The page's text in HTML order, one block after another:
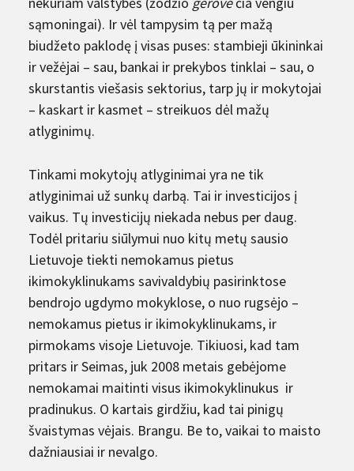
sąmoningai). Ir vėl tampysim tą per mažą
biudžeto paklodę į visas puses: stambieji ūkininkai
ir vežėjai – sau, bankai ir prekybos tinklai – sau, o
skurstantis viešasis sektorius, tarp jų ir mokytojai
– kaskart ir kasmet – streikuos dėl mažų
atlyginimų.
Tinkami mokytojų atlyginimai yra ne tik
atlyginimai už sunkų darbą. Tai ir investicijos į
vaikus. Tų investicijų niekada nebus per daug.
Todėl pritariu siūlymui nuo kitų metų sausio
Lietuvoje tiekti nemokamus pietus
ikimokyklinukams savivaldybių pasirinktose
bendrojo ugdymo mokyklose, o nuo rugsėjo –
nemokamus pietus ir ikimokyklinukams, ir
pirmokams visoje Lietuvoje. Tikiuosi, kad tam
pritars ir Seimas, juk 2008 metais gebėjome
nemokamai maitinti visus ikimokyklinukus ir
pradinukus. O kartais girdžiu, kad tai pinigų
švaistymas vėjais. Brangu. Be to, vaikai to maisto
dažniausiai ir nevalgo.